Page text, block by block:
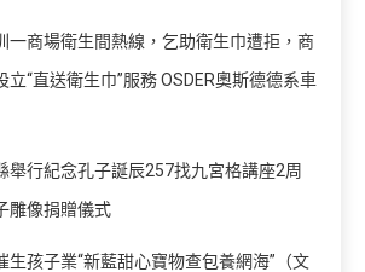
一商場衛生間熱線，乞助衛生巾遭拒，商
立“直送衛生巾”服務 OSDER奧斯德德系車
舉行紀念孔子誕辰257找九宮格講座2周
雕像捐贈儀式
生孩子業“新藍甜心寶物查包養網海”（文